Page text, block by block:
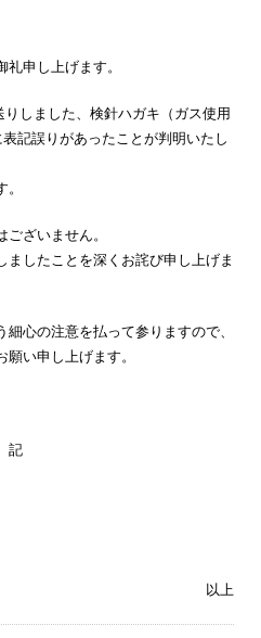
申し上げます。
しました、検針ハガキ（ガス使用
記誤りがあったことが判明いたし
ざいません。
ましたことを深くお詫び申し上げま
心の注意を払って参りますので、
い申し上げます。
記
以上